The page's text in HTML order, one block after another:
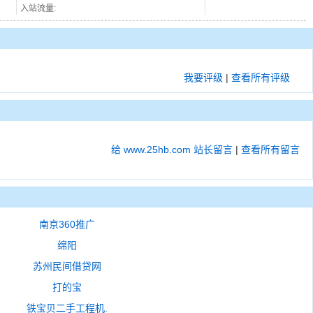
入站流量:
我要评级 | 查看所有评级
给 www.25hb.com 站长留言 | 查看所有留言
南京360推广
绵阳
苏州民间借贷网
打的宝
铁宝贝二手工程机.